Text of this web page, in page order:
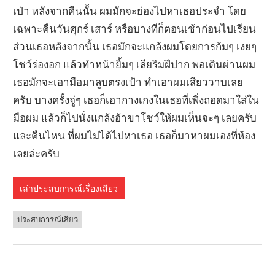
เป่า หลังจากคืนนั้น ผมมักจะย่องไปหาเธอประจำ โดย
เฉพาะคืนวันศุกร์ เสาร์ หรือบางทีก็ตอนเช้าก่อนไปเรียน
ส่วนเธอหลังจากนั้น เธอมักจะแกล้งผมโดยการก้มๆ เงยๆ
โชว์ร่องอก แล้วทำหน้ายิ้มๆ เลียริมฝีปาก พอเดินผ่านผม
เธอมักจะเอามือมาลูบตรงเป้า ทำเอาผมเสียววาบเลย
ครับ บางครั้งจู่ๆ เธอก็เอากางเกงในเธอที่เพิ่งถอดมาใส่ใน
มือผม แล้วก็ไปนั่งแกล้งอ้าขาโชว์ให้ผมเห็นจะๆ เลยครับ
และคืนไหน ที่ผมไม่ได้ไปหาเธอ เธอก็มาหาผมเองที่ห้อง
เลยล่ะครับ
เล่าประสบการณ์เรื่องเสียว
ประสบการณ์เสียว